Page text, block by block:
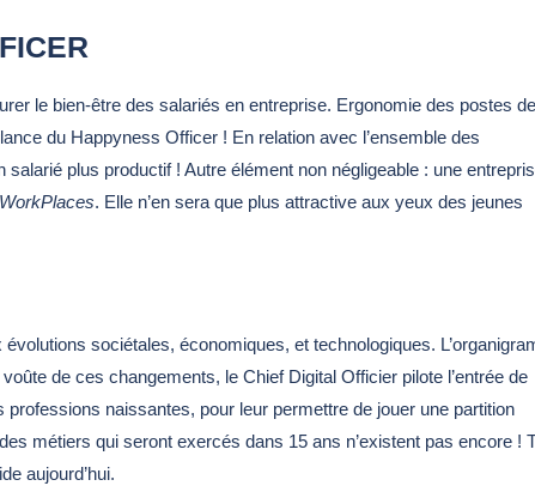
le bien-être des salariés en entreprise. Ergonomie des postes de
du Happyness Officer ! En relation avec l’ensemble des
plus productif ! Autre élément non négligeable : une
. Elle n’en sera que plus attractive aux yeux des jeunes
sociétales, économiques, et technologiques.
de ces changements, le Chief Digital Officier pilote l’entrée de
professions naissantes, pour leur permettre de jouer une partition
métiers qui seront exercés dans 15 ans n’existent pas encore !
aujourd’hui.